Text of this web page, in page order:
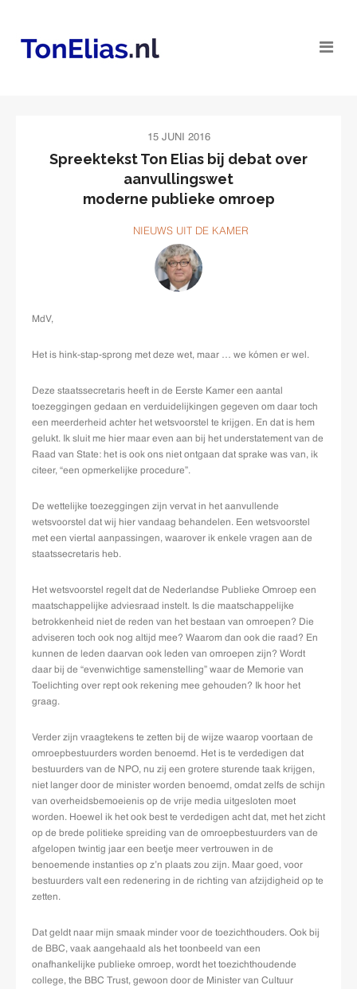
15 JUNI 2016
Spreektekst Ton Elias bij debat over
aanvullingswet
moderne publieke omroep
NIEUWS UIT DE KAMER
MdV,
Het is hink-stap-sprong met deze wet, maar … we kómen er wel.
Deze staatssecretaris heeft in de Eerste Kamer een aantal
toezeggingen gedaan en verduidelijkingen gegeven om daar toch
een meerderheid achter het wetsvoorstel te krijgen. En dat is hem
gelukt. Ik sluit me hier maar even aan bij het understatement van de
Raad van State: het is ook ons niet ontgaan dat sprake was van, ik
citeer, “een opmerkelijke procedure”.
De wettelijke toezeggingen zijn vervat in het aanvullende
wetsvoorstel dat wij hier vandaag behandelen. Een wetsvoorstel
met een viertal aanpassingen, waarover ik enkele vragen aan de
staatssecretaris heb.
Het wetsvoorstel regelt dat de Nederlandse Publieke Omroep een
maatschappelijke adviesraad instelt. Is die maatschappelijke
betrokkenheid niet de reden van het bestaan van omroepen? Die
adviseren toch ook nog altijd mee? Waarom dan ook die raad? En
kunnen de leden daarvan ook leden van omroepen zijn? Wordt
daar bij de “evenwichtige samenstelling” waar de Memorie van
Toelichting over rept ook rekening mee gehouden? Ik hoor het
graag.
Verder zijn vraagtekens te zetten bij de wijze waarop voortaan de
omroepbestuurders worden benoemd. Het is te verdedigen dat
bestuurders van de NPO, nu zij een grotere sturende taak krijgen,
niet langer door de minister worden benoemd, omdat zelfs de schijn
van overheidsbemoeienis op de vrije media uitgesloten moet
worden. Hoewel ik het ook best te verdedigen acht dat, met het zicht
op de brede politieke spreiding van de omroepbestuurders van de
afgelopen twintig jaar een beetje meer vertrouwen in de
benoemende instanties op z’n plaats zou zijn. Maar goed, voor
bestuurders valt een redenering in de richting van afzijdigheid op te
zetten.
Dat geldt naar mijn smaak minder voor de toezichthouders. Ook bij
de BBC, vaak aangehaald als het toonbeeld van een
onafhankelijke publieke omroep, wordt het toezichthoudende
college, the BBC Trust, gewoon door de Minister van Cultuur